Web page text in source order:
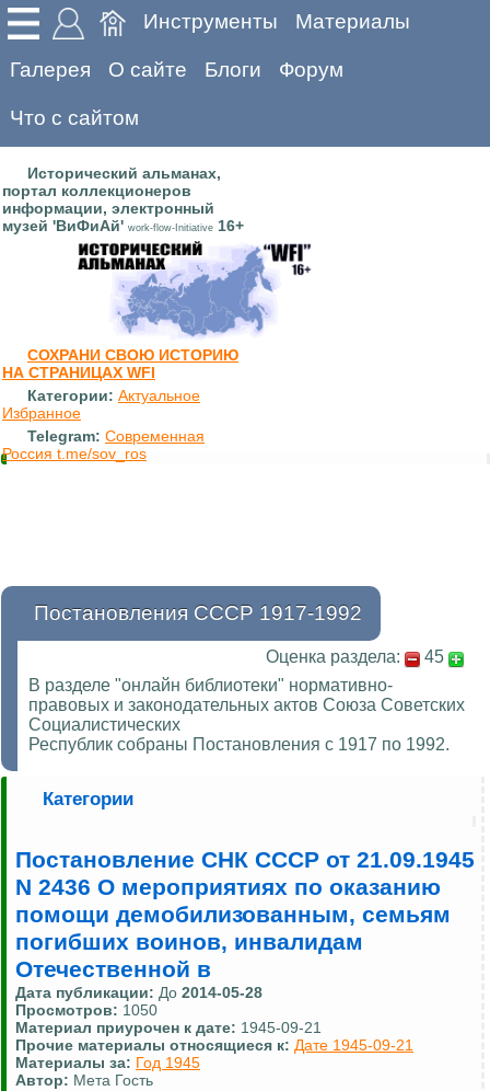
Инструменты Материалы
Галерея О сайте Блоги Форум
Что с сайтом
Исторический альманах,
портал коллекционеров
информации, электронный
музей 'ВиФиАй' work-flow-Initiative 16+
СОХРАНИ СВОЮ ИСТОРИЮ
НА СТРАНИЦАХ WFI
Категории: Актуальное
Избранное
Telegram: Современная
Россия t.me/sov_ros
Постановления СССР 1917-1992
Оценка раздела:
45
В разделе "онлайн библиотеки" нормативно-
правовых и законодательных актов Союза Советских
Социалистических
Республик собраны Постановления с 1917 по 1992.
Категории
Постановление СНК СССР от 21.09.1945
N 2436 О мероприятиях по оказанию
помощи демобилизованным, семьям
погибших воинов, инвалидам
Отечественной в
Дата публикации: До 2014-05-28
Просмотров: 1050
Материал приурочен к дате: 1945-09-21
Прочие материалы относящиеся к: Дате 1945-09-21
Материалы за: Год 1945
Автор: Мета Гость